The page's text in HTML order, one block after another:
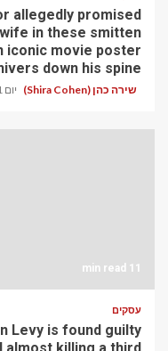
allegedly promised
in these smitten
iconic movie poster
down his spine
שירה כהן (Shira Cohen) יום 1 ago
11 min read
עסקים
Levy is found guilty